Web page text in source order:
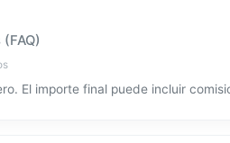
El importe final puede incluir